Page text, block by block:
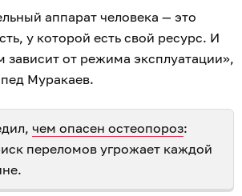
аппарат человека — это
у которой есть свой ресурс. И
от режима эксплуатации»,
Муракаев.
чем опасен остеопороз:
переломов угрожает каждой